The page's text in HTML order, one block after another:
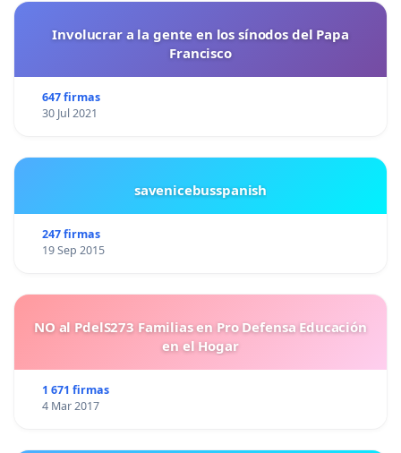
Involucrar a la gente en los sínodos del Papa
Francisco
647 firmas
30 Jul 2021
savenicebusspanish
247 firmas
19 Sep 2015
NO al PdelS273 Familias en Pro Defensa Educación
en el Hogar
1 671 firmas
4 Mar 2017